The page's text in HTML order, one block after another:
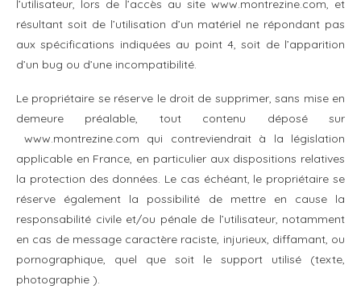
l’utilisateur, lors de l’accès au site www.montrezine.com, et
résultant soit de l’utilisation d’un matériel ne répondant pas
aux spécifications indiquées au point 4, soit de l’apparition
d’un bug ou d’une incompatibilité.
Le propriétaire se réserve le droit de supprimer, sans mise en
demeure préalable, tout contenu déposé sur
www.montrezine.com qui contreviendrait à la législation
applicable en France, en particulier aux dispositions relatives
la protection des données. Le cas échéant, le propriétaire se
réserve également la possibilité de mettre en cause la
responsabilité civile et/ou pénale de l’utilisateur, notamment
en cas de message caractère raciste, injurieux, diffamant, ou
pornographique, quel que soit le support utilisé (texte,
photographie ).